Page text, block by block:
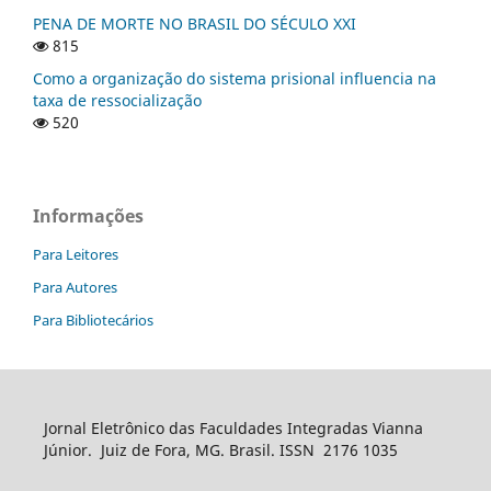
PENA DE MORTE NO BRASIL DO SÉCULO XXI
815
Como a organização do sistema prisional influencia na
taxa de ressocialização
520
Informações
Para Leitores
Para Autores
Para Bibliotecários
Jornal Eletrônico das Faculdades Integradas Vianna
Júnior. Juiz de Fora, MG. Brasil. ISSN 2176 1035